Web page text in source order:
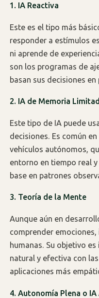
1. IA Reactiva
Este es el tipo más
responder a estímulos
ni aprende de
son los programas de
basan sus decisiones
2. IA de Memoria
Este tipo de IA puede
decisiones. Es común
vehículos autónomos,
entorno en tiempo real
base en patrones
3. Teoría de la Mente
Aunque aún en
comprender
humanas. Su objetivo
natural y efectiva con
aplicaciones más
4. Autonomía Plena o